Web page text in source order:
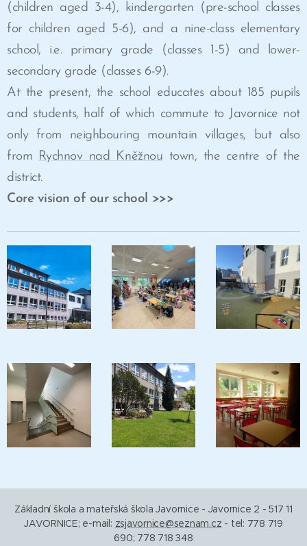
(children aged 3-4), kindergarten (pre-school classes
for children aged 5-6), and a nine-class elementary
school, i.e. primary grade (classes 1-5) and lower-
secondary grade (classes 6-9).
At the present, the school educates about 185 pupils
and students, half of which commute to Javornice not
only from neighbouring mountain villages, but also
from
Rychnov nad Kněžnou town, the centre of the
district.
Core vision of our school >>>
Základní škola a mateřská škola Javornice - Javornice 2 - 517 11
JAVORNICE; e-mail: zsjavornice@seznam.cz - tel: 778 719
690; 778 718 348